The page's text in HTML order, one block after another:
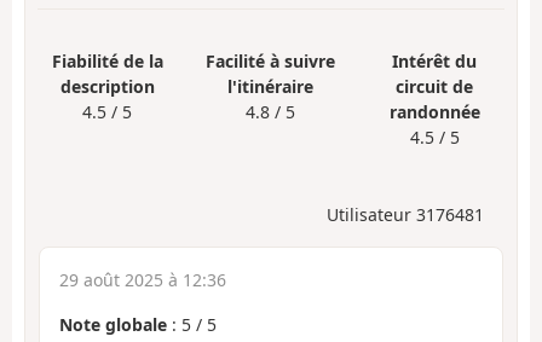
Fiabilité de la
description
4.5 / 5
Facilité à suivre
l'itinéraire
4.8 / 5
Intérêt du
circuit de
randonnée
4.5 / 5
Utilisateur 3176481
29 août 2025 à 12:36
Note globale : 5 / 5